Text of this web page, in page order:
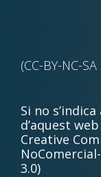
(CC-BY-NC-SA
Si no
d’aquest
Creative
3.0)